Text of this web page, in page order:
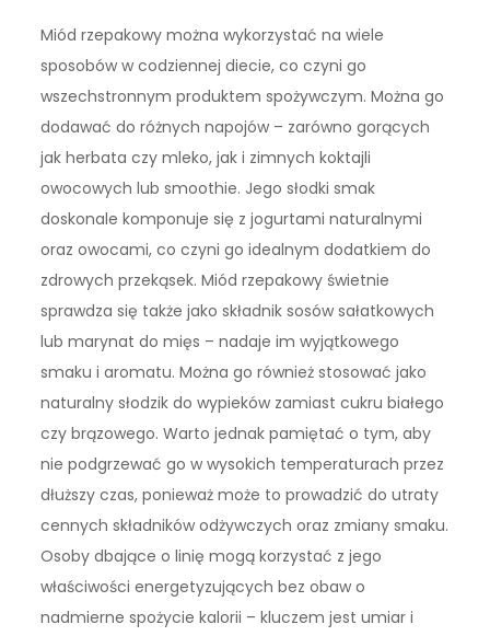
Miód rzepakowy można wykorzystać na wiele
sposobów w codziennej diecie, co czyni go
wszechstronnym produktem spożywczym. Można go
dodawać do różnych napojów – zarówno gorących
jak herbata czy mleko, jak i zimnych koktajli
owocowych lub smoothie. Jego słodki smak
doskonale komponuje się z jogurtami naturalnymi
oraz owocami, co czyni go idealnym dodatkiem do
zdrowych przekąsek. Miód rzepakowy świetnie
sprawdza się także jako składnik sosów sałatkowych
lub marynat do mięs – nadaje im wyjątkowego
smaku i aromatu. Można go również stosować jako
naturalny słodzik do wypieków zamiast cukru białego
czy brązowego. Warto jednak pamiętać o tym, aby
nie podgrzewać go w wysokich temperaturach przez
dłuższy czas, ponieważ może to prowadzić do utraty
cennych składników odżywczych oraz zmiany smaku.
Osoby dbające o linię mogą korzystać z jego
właściwości energetyzujących bez obaw o
nadmierne spożycie kalorii – kluczem jest umiar i